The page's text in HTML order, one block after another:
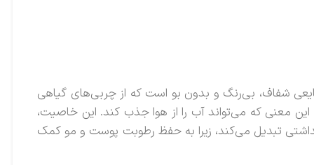
شفاف، بی‌رنگ و بدون بو است که از چربی‌های گیاهی
معنی که می‌تواند آب را از هوا جذب کند. این خاصیت،
تبدیل می‌کند، زیرا به حفظ رطوبت پوست و مو کمک